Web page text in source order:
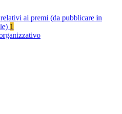
ai premi (da pubblicare in
1